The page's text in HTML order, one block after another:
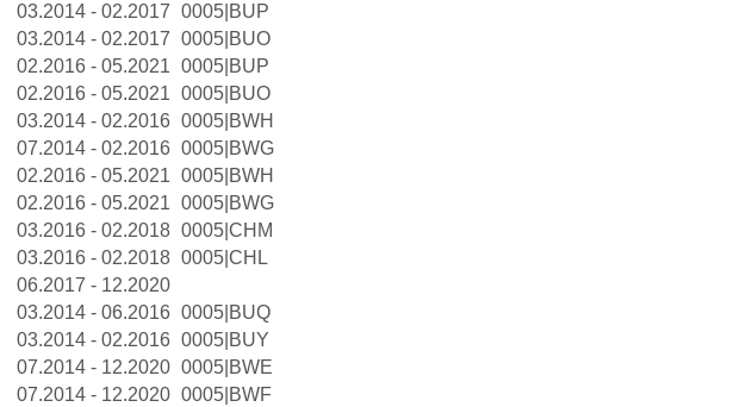
03.2014 - 02.2017 0005|BUP
03.2014 - 02.2017 0005|BUO
02.2016 - 05.2021 0005|BUP
02.2016 - 05.2021 0005|BUO
03.2014 - 02.2016 0005|BWH
07.2014 - 02.2016 0005|BWG
02.2016 - 05.2021 0005|BWH
02.2016 - 05.2021 0005|BWG
03.2016 - 02.2018 0005|CHM
03.2016 - 02.2018 0005|CHL
06.2017 - 12.2020
03.2014 - 06.2016 0005|BUQ
03.2014 - 02.2016 0005|BUY
07.2014 - 12.2020 0005|BWE
07.2014 - 12.2020 0005|BWF